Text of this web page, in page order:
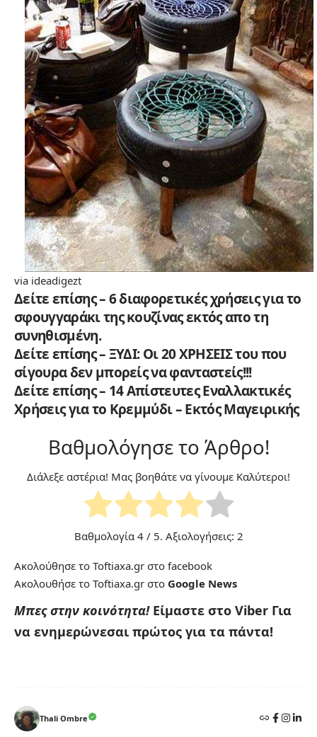
via ideadigezt
Δείτε επίσης – 6 διαφορετικές χρήσεις για το
σφουγγαράκι της κουζίνας εκτός απο τη
συνηθισμένη.
Δείτε επίσης – ΞΥΔΙ: Οι 20 ΧΡΗΣΕΙΣ του που
σίγουρα δεν μπορείς να φανταστείς!!!
Δείτε επίσης – 14 Απίστευτες Εναλλακτικές
Χρήσεις για το Κρεμμύδι – Εκτός Μαγειρικής
Βαθμολόγησε το Άρθρο!
Διάλεξε αστέρια! Μας βοηθάτε να γίνουμε Καλύτεροι!
Βαθμολογία 4/ 5. Αξιολογήσεις: 2
Ακολούθησε το Toftiaxa.gr στο facebook
Ακολουθήσε το Toftiaxa.gr στο Google News
Μπες στην κοινότητα! Είμαστε στο Viber Για
να ενημερώνεσαι πρώτος για τα πάντα!
Thali Ombre